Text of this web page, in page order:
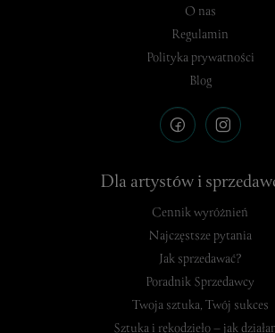
O nas
Regulamin
Polityka prywatności
Blog
Dla artystów i
Cennik wyróżnień
Najczęstsze pytania
Jak sprzedawać?
Poradnik Sprzedawcy
Twoja sztuka, Twój sukces
Sztuka i rękodzieło – jak